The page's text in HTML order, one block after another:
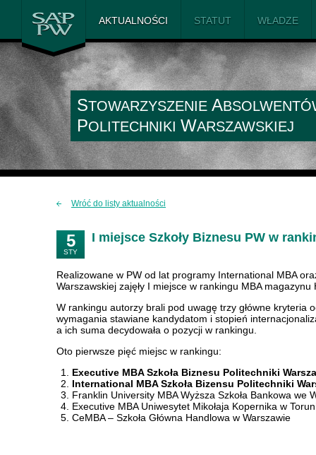
SAiP PW
AKTUALNOŚCI STATUT WŁADZE
STOWARZYSZENIE A
POLITECHNIKI WARSZAWSKIEJ
Wróć do listy aktualności
5
STY
I miejsce Szkoły Biznesu PW w
Realizowane w PW od lat programy International MBA
Warszawskiej zajęły I miejsce w rankingu MBA
W rankingu autorzy brali pod uwagę trzy główne kryteria
wymagania stawiane kandydatom i stopień
a ich suma decydowała o pozycji w rankingu.
Oto pierwsze pięć miejsc w rankingu:
Executive MBA Szkoła Biznesu Politechniki
International MBA Szkoła Bizensu Politechniki
Franklin University MBA Wyższa Szkoła Bankowa we
Executive MBA Uniwesytet Mikołaja Kopernika w
CeMBA – Szkoła Główna Handlowa w Warszawie